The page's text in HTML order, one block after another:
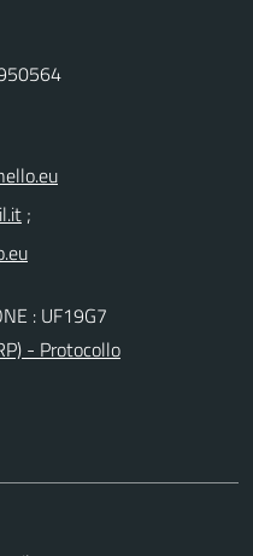
;
: UF19G7
- Protocollo